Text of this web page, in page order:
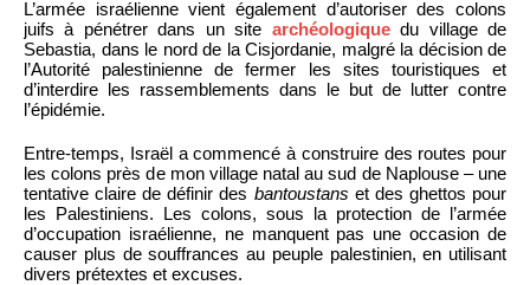
L’armée israélienne vient également d’autoriser des colons
juifs à pénétrer dans un site archéologiquedu village de
Sebastia, dans le nord de la Cisjordanie, malgré la décision de
l’Autorité palestinienne de fermer les sites touristiques et
d’interdire les rassemblements dans le but de lutter contre
l’épidémie.
Entre-temps, Israël a commencé à construire des routes pour
les colons près de mon village natal au sud de Naplouse – une
tentative claire de définir des bantoustans et des ghettos pour
les Palestiniens. Les colons, sous la protection de l’armée
d’occupation israélienne, ne manquent pas une occasion de
causer plus de souffrances au peuple palestinien, en utilisant
divers prétextes et excuses.